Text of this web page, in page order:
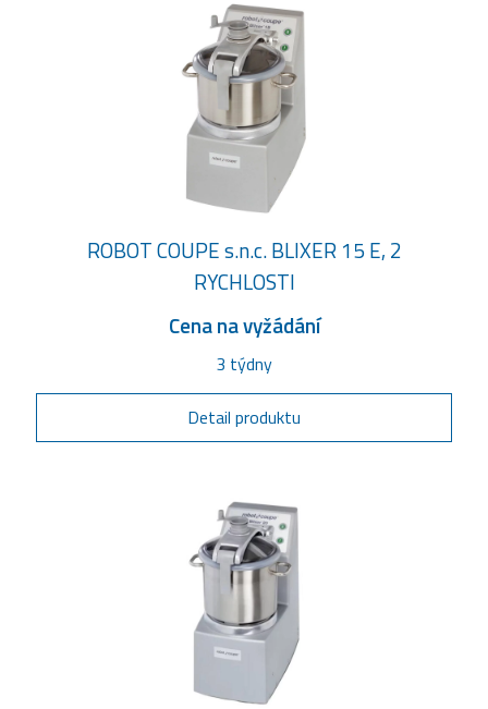
ROBOT COUPE s.n.c. BLIXER 15 E, 2
RYCHLOSTI
Cena na vyžádání
3 týdny
Detail produktu